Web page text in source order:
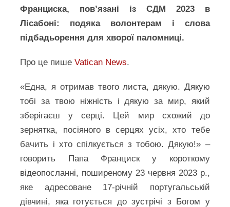
Франциска, пов’язані із СДМ 2023 в
Лісабоні: подяка волонтерам і слова
підбадьорення для хворої паломниці.
Про це пишеVatican News.
«Една, я отримав твого листа, дякую. Дякую
тобі за твою ніжність і дякую за мир, який
зберігаєш у серці. Цей мир схожий до
зернятка, посіяного в серцях усіх, хто тебе
бачить і хто спілкується з тобою. Дякую!» –
говорить Папа Франциск у короткому
відеопосланні, поширеному 23 червня 2023 р.,
яке адресоване 17-річній португальській
дівчині, яка готується до зустрічі з Богом у